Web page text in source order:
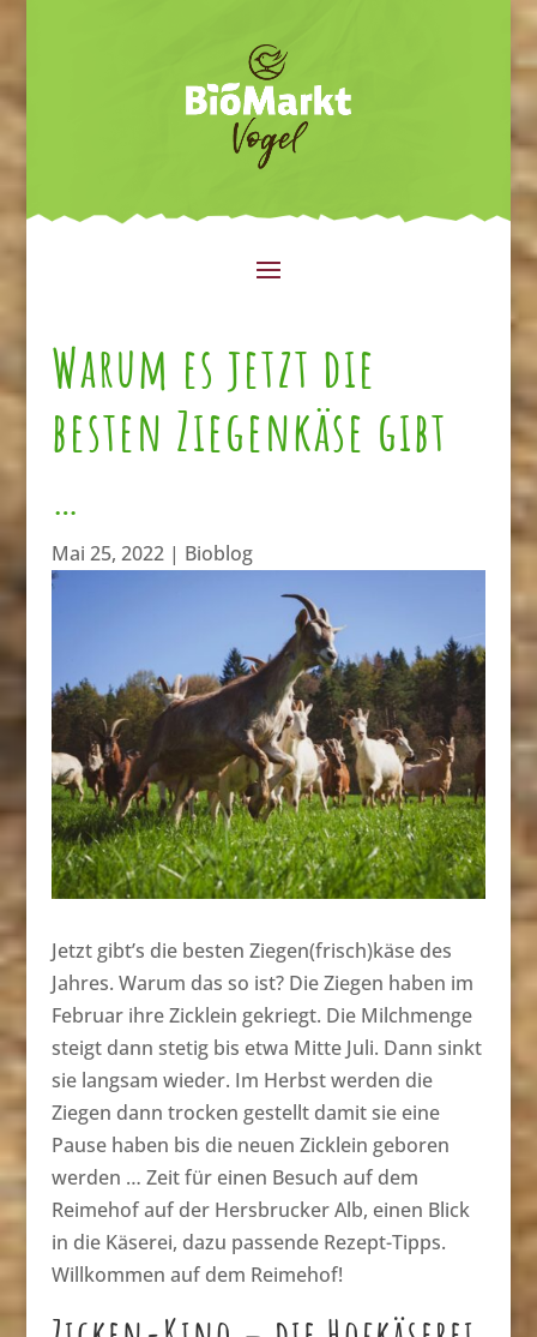
Warum es jetzt die
besten Ziegenkäse gibt
…
Mai 25, 2022| Bioblog
Jetzt gibt’s die besten Ziegen(frisch)käse des
Jahres. Warum das so ist? Die Ziegen haben im
Februar ihre Zicklein gekriegt. Die Milchmenge
steigt dann stetig bis etwa Mitte Juli. Dann sinkt
sie langsam wieder. Im Herbst werden die
Ziegen dann trocken gestellt damit sie eine
Pause haben bis die neuen Zicklein geboren
werden … Zeit für einen Besuch auf dem
Reimehof auf der Hersbrucker Alb, einen Blick
in die Käserei, dazu passende Rezept-Tipps.
Willkommen auf dem Reimehof!